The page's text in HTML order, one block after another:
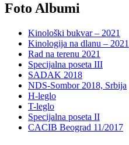
Foto Albumi
Kinološki bukvar – 2021
Kinologija na dlanu – 2021
Rad na terenu 2021
Specijalna poseta III
SADAK 2018
NDS-Sombor 2018, Srbija
H-leglo
T-leglo
Specijalna poseta II
CACIB Beograd 11/2017